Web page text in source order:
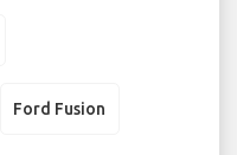
Ford Fusion